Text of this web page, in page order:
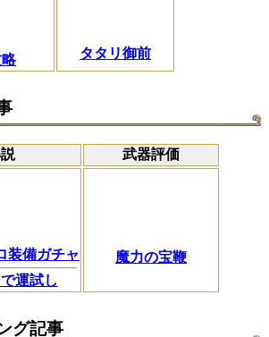
タタリ御前
武器評価
装備ガチャ
運試し
魔力の宝鞭
グ記事